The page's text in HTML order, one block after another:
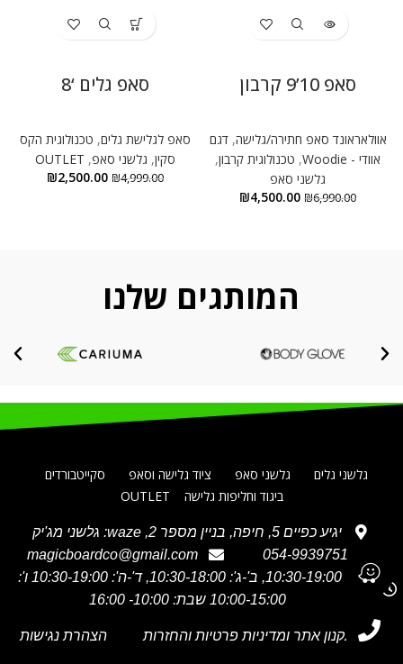
סאפ 10’9 קרבון
אוולאראונד סאפ חתירה/גלישה,דגם
אוודי - Woodie
, טכנולוגית קרבון,
גלשני סאפ
₪6,990.00
₪4,500.00
סאפ גלים ‘8
סאפ לגלישת גלים, טכנולוגית הקס
סקין, גלשני סאפ,
OUTLET
₪4,999.00
₪2,500.00
המותגים שלנו
גלשני גלים גלשני סאפ ציוד גלישה וסאפ
סקייטבורדים
ביגוד וחליפות גלישה
OUTLET
יגיע כפיים 5, חיפה, בניין מספר 2, waze: גלשני מג'יק
054-9939751
magicboardco@gmail.com
א' 10:30-19:00, ב'-ג': 10:30-18:00, ד'-ה': 10:30-19:00 ו':
10:00-15:00 שבת: 10:00- 16:00
תקנון אתר ומדיניות פרטיות והחזרות הצהרת נגישות